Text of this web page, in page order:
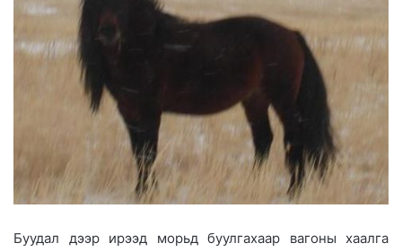
Буудал дээр ирээд морьд буулгахаар вагоны хаалга